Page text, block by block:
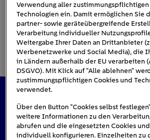
Das könnte Sie auch
Verwendung aller zustimmungspflichtigen
Technologien ein. Damit ermöglichen Sie
partner- sowie geräteübergreifende
Verarbeitung individueller
Weitergabe Ihrer Daten an Drittanbieter
Werbenetzwerke und Social Media), die
in Ländern außerhalb der EU verarbeiten
DSGVO). Mit Klick auf "Alle ablehnen"
zustimmungspflichtigen Cookies und
verwendet.
Über den Button "Cookies selbst
weitere Informationen zu den
abrufen und die eingesetzten Cookies
individuell konfigurieren. Einzelheiten zu